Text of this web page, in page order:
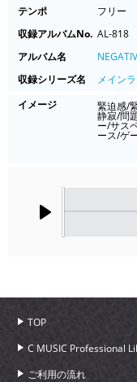
テンポ
フリー
収録アルバムNo. AL-818
アルバム名
収録シリーズ名
メイン
イメージ
緊迫感/
静寂/問
ー/サス
ース/ゲ
TOP
C MUSIC Professional
ご利用の流れ